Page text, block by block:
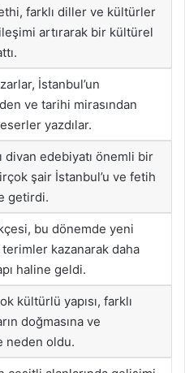
farklı diller ve kültürler
artırarak bir kültürel
İstanbul’un
ve tarihi mirasından
yazdılar.
divan edebiyatı önemli bir
şair İstanbul’u ve fetih
getirdi.
bu dönemde yeni
kazanarak daha
haline geldi.
kültürlü yapısı, farklı
doğmasına ve
neden oldu.